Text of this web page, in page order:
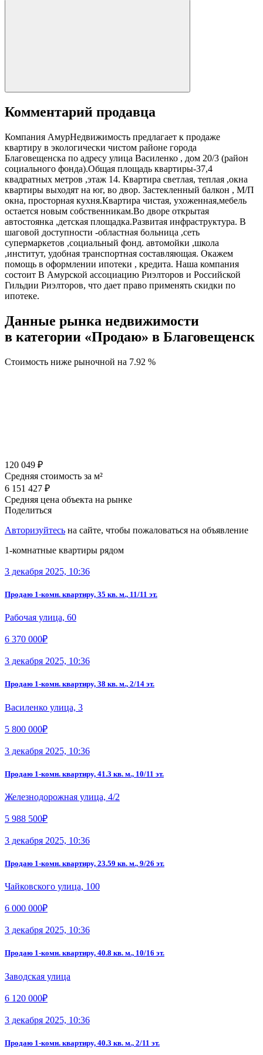
Комментарий продавца
Компания АмурНедвижимость предлагает к продаже
квартиру в экологически чистом районе города
Благовещенска по адресу улица Василенко , дом 20/3 (район
социального фонда).Общая площадь квартиры-37,4
квадратных метров ,этаж 14. Квартира светлая, теплая ,окна
квартиры выходят на юг, во двор. Застекленный балкон , М/П
окна, просторная кухня.Квартира чистая, ухоженная,мебель
остается новым собственникам.Во дворе открытая
автостоянка ,детская площадка.Развитая инфраструктура. В
шаговой доступности -областная больница ,сеть
супермаркетов ,социальный фонд. автомойки ,школа
,институт, удобная транспортная составляющая. Окажем
помощь в оформлении ипотеки , кредита. Наша компания
состоит В Амурской ассоциацию Риэлторов и Российской
Гильдии Риэлторов, что дает право применять скидки по
ипотеке.
Данные рынка недвижимости
в категории «Продаю» в Благовещенск
Стоимость ниже рыночной на 7.92 %
120 049 ₽
Средняя стоимость за м²
6 151 427 ₽
Средняя цена объекта на рынке
Поделиться
Авторизуйтесь на сайте, чтобы пожаловаться на объявление
1-комнатные квартиры рядом
3 декабря 2025, 10:36
Продаю 1-комн. квартиру, 35 кв. м., 11/11 эт.
Рабочая улица, 60
6 370 000₽
3 декабря 2025, 10:36
Продаю 1-комн. квартиру, 38 кв. м., 2/14 эт.
Василенко улица, 3
5 800 000₽
3 декабря 2025, 10:36
Продаю 1-комн. квартиру, 41.3 кв. м., 10/11 эт.
Железнодорожная улица, 4/2
5 988 500₽
3 декабря 2025, 10:36
Продаю 1-комн. квартиру, 23.59 кв. м., 9/26 эт.
Чайковского улица, 100
6 000 000₽
3 декабря 2025, 10:36
Продаю 1-комн. квартиру, 40.8 кв. м., 10/16 эт.
Заводская улица
6 120 000₽
3 декабря 2025, 10:36
Продаю 1-комн. квартиру, 40.3 кв. м., 2/11 эт.